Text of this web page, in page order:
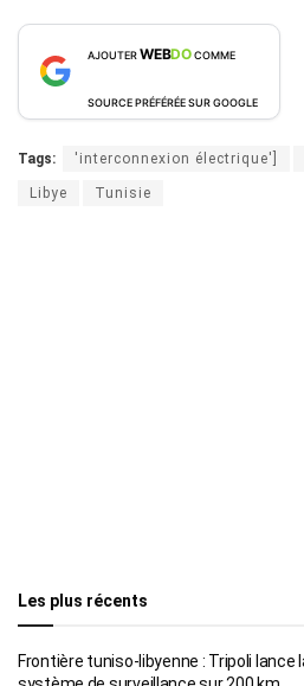
AJOUTERWEBDOCOMME
SOURCE PRÉFÉRÉE SUR GOOGLE
Tags: 'interconnexion électrique']
Libye Tunisie
Les plus récents
Frontière tuniso-libyenne : Tripoli lance